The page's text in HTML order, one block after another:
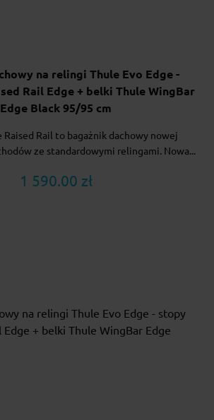
na relingi Thule Evo Edge -
Rail Edge + belki Thule WingBar
Edge Black 95/95 cm
Raised Rail to bagażnik dachowy nowej
ze standardowymi relingami. Nowa...
1 590.00 zł